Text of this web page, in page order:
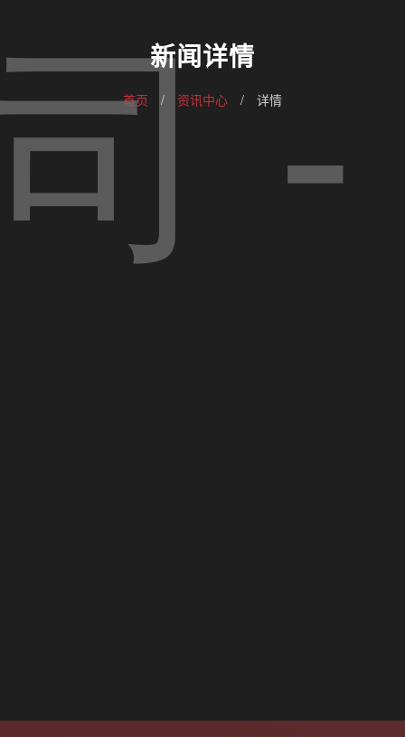
新闻详情
首页 / 资讯中心 / 详情